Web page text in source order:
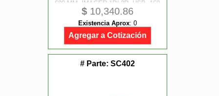
600 MM, IMAGER 1D/ 2D, USB, 160
LECTURAS POR SEGUNDO, NO
INCLUYE BASE
$ 10,340.86
Existencia Aprox: 0
Agregar a Cotización
# Parte: SC402